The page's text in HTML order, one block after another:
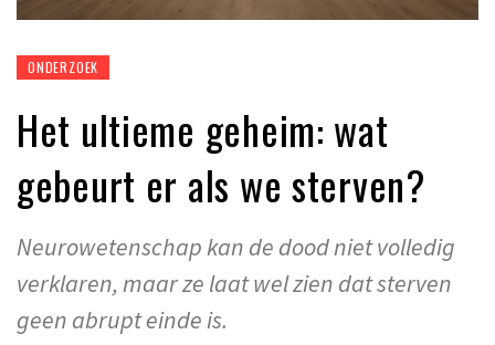
ONDERZOEK
Het ultieme geheim: wat
gebeurt er als we sterven?
Neurowetenschap kan de dood niet volledig
verklaren, maar ze laat wel zien dat sterven
geen abrupt einde is.